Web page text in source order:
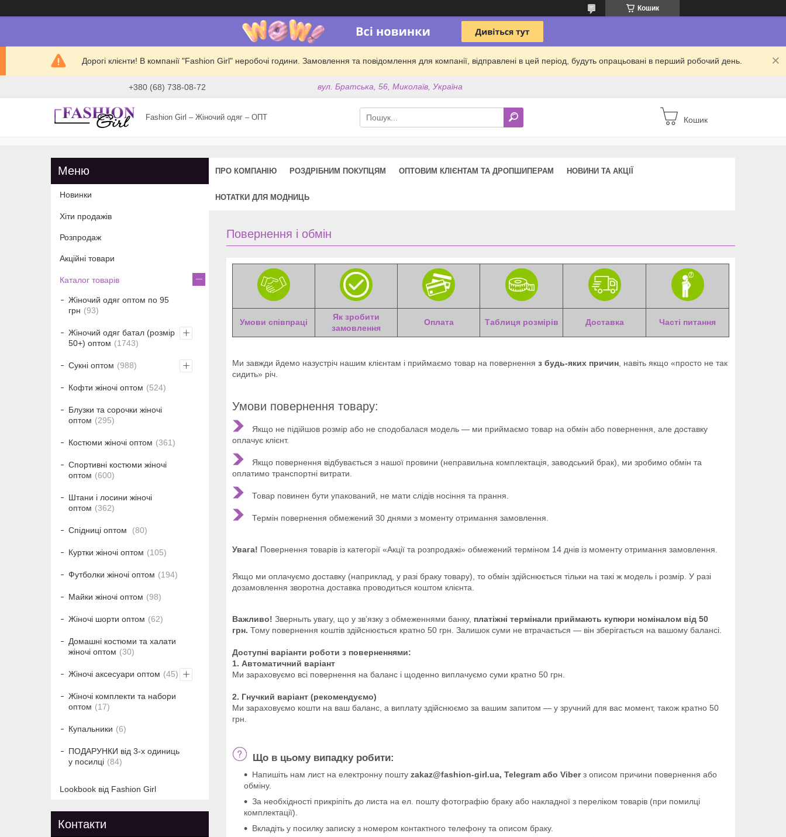
Кошик
Дорогі клієнти! В компанії "Fashion Girl" неробочі години. Замовлення та повідомлення для компанії, відправлені в цей період, будуть опрацьовані в перший робочий день.
+380 (68) 738-08-72 вул. Братська, 56, Миколаїв, Україна
Fashion Girl – Жіночий одяг – ОПТ Кошик
ПРО КОМПАНІЮ РОЗДРІБНИМ ПОКУПЦЯМ ОПТОВИМ КЛІЄНТАМ ТА ДРОПШИПЕРАМ НОВИНИ ТА АКЦІЇ
НОТАТКИ ДЛЯ МОДНИЦЬ
Повернення і обмін
Умови співпраці
Як зробити
замовлення
Оплата Таблиця розмірів Доставка Часті питання
Ми завжди йдемо назустріч нашим клієнтам і приймаємо товар на повернення з будь-яких причин , навіть якщо «просто не так
сидить» річ.
Умови повернення товару:
Якщо не підійшов розмір або не сподобалася модель — ми приймаємо товар на обмін або повернення, але доставку
оплачує клієнт.
Якщо повернення відбувається з нашої провини (неправильна комплектація, заводський брак), ми зробимо обмін та
оплатимо транспортні витрати.
Товар повинен бути упакований, не мати слідів носіння та прання.
Термін повернення обмежений 30 днями з моменту отримання замовлення.
Увага! Повернення товарів із категорії «Акції та розпродажі» обмежений терміном 14 днів із моменту отримання замовлення.
Якщо ми оплачуємо доставку (наприклад, у разі браку товару), то обмін здійснюється тільки на такі ж модель і розмір. У разі
дозамовлення зворотна доставка проводиться коштом клієнта.
Важливо! Зверныть увагу, що у зв’язку з обмеженнями банку, платіжні термінали приймають купюри номіналом від 50
грн. Тому повернення коштів здійснюється кратно 50 грн. Залишок суми не втрачається — він зберігається на вашому балансі.
Доступні варіанти роботи з поверненнями:
1. Автоматичний варіант
Ми зараховуємо всі повернення на баланс і щоденно виплачуємо суми кратно 50 грн.
2. Гнучкий варіант (рекомендуємо)
Ми зараховуємо кошти на ваш баланс, а виплату здійснюємо за вашим запитом — у зручний для вас момент, також кратно 50
грн.
Що в цьому випадку робити:
Напишіть нам лист на електронну пошту zakaz@fashion-girl.ua, Telegram або Viberз описом причини повернення або
обміну.
За необхідності прикріпіть до листа на ел. пошту фотографію браку або накладної з переліком товарів (при помилці
комплектації).
Вкладіть у посилку записку з номером контактного телефону та описом браку.
Новинки
Хіти продажів
Розпродаж
Акційні товари
Каталог товарів
Жіночий одяг оптом по 95
грн
93
Жіночий одяг батал (розмір
50+) оптом
1743
Сукні оптом 988
Кофти жіночі оптом 524
Блузки та сорочки жіночі
оптом
295
Костюми жіночі оптом 361
Спортивні костюми жіночі
оптом
600
Штани і лосини жіночі
оптом
362
Спідниці оптом 80
Куртки жіночі оптом 105
Футболки жіночі оптом 194
Майки жіночі оптом 98
Жіночі шорти оптом 62
Домашні костюми та халати
жіночі оптом
30
Жіночі аксесуари оптом 45
Жіночі комплекти та набори
оптом
17
Купальники 6
ПОДАРУНКИ від 3-х одиниць
у посилці
84
Lookbook від Fashion Girl
Контакти